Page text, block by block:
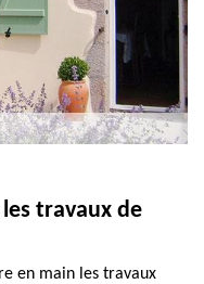
travaux de
en main les travaux